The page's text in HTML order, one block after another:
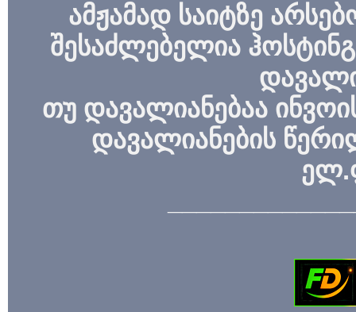
ამჟამად საიტზე
შესაძლებელია
თუ დავალიანებაა
დავალიანების